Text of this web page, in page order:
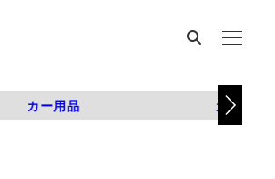
カー用品 カスタム